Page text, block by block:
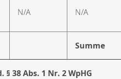
N/A N/A
Summe
38 Abs. 1 Nr. 2 WpHG